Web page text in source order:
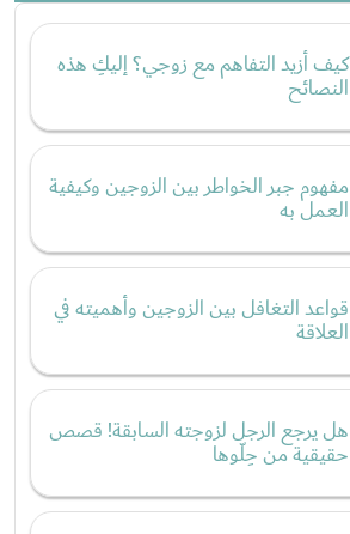
كيف أزيد التفاهم مع زوجي؟ إليكِ هذه
النصائح
مفهوم جبر الخواطر بين الزوجين وكيفية
العمل به
قواعد التغافل بين الزوجين وأهميته في
العلاقة
هل يرجع الرجل لزوجته السابقة! قصص
حقيقية من حِلّوها